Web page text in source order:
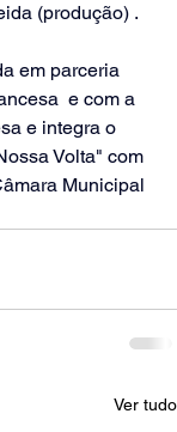
(produção) .
em parceria
e com a
e integra o
Volta" com
Municipal
Ver tudo